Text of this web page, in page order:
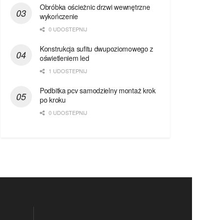
Obróbka ościeżnic drzwi wewnętrzne
wykończenie
0 UDOSTEPNIJ
Konstrukcja sufitu dwupoziomowego z
oświetleniem led
1 UDOSTEPNIJ
Podbitka pcv samodzielny montaż krok
po kroku
0 UDOSTEPNIJ